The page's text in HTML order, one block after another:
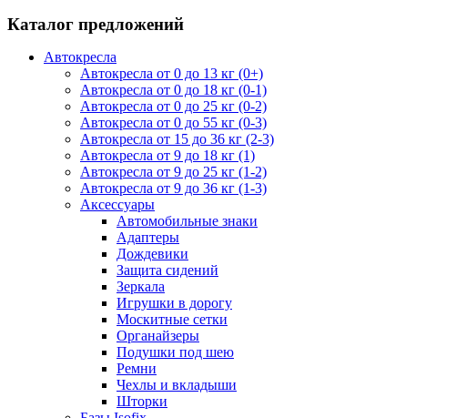
Каталог предложений
Автокресла
Автокресла от 0 до 13 кг (0+)
Автокресла от 0 до 18 кг (0-1)
Автокресла от 0 до 25 кг (0-2)
Автокресла от 0 до 55 кг (0-3)
Автокресла от 15 до 36 кг (2-3)
Автокресла от 9 до 18 кг (1)
Автокресла от 9 до 25 кг (1-2)
Автокресла от 9 до 36 кг (1-3)
Аксессуары
Автомобильные знаки
Адаптеры
Дождевики
Защита сидений
Зеркала
Игрушки в дорогу
Москитные сетки
Органайзеры
Подушки под шею
Ремни
Чехлы и вкладыши
Шторки